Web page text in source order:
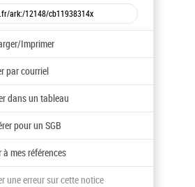
Imprimer
par courriel
dans un tableau
pour un SGB
à mes références
une erreur sur cette notice